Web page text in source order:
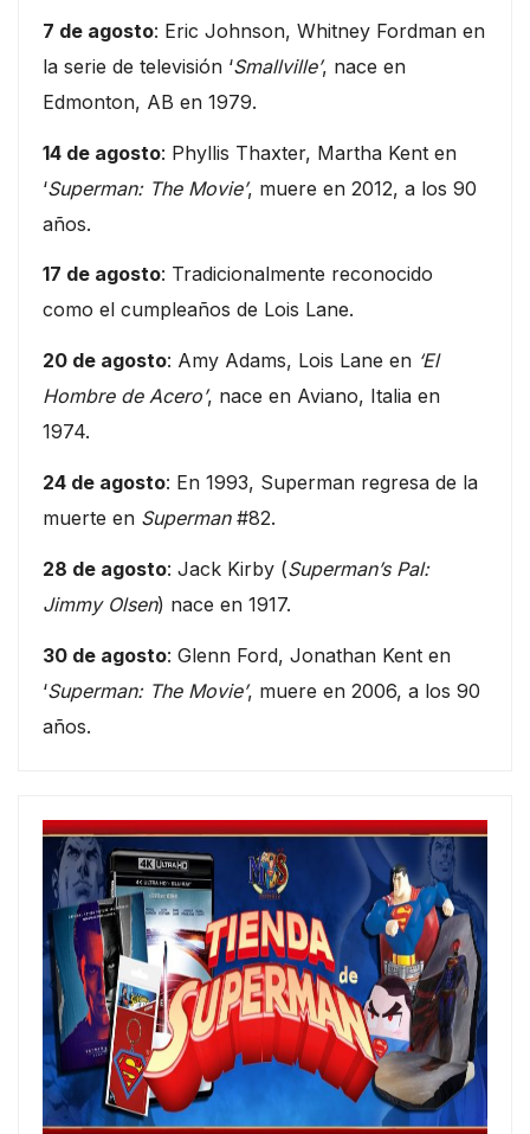
7 de agosto: Eric Johnson, Whitney Fordman en
la serie de televisión ‘Smallville’, nace en
Edmonton, AB en 1979.
14 de agosto: Phyllis Thaxter, Martha Kent en
‘Superman: The Movie’, muere en 2012, a los 90
años.
17 de agosto: Tradicionalmente reconocido
como el cumpleaños de Lois Lane.
20 de agosto: Amy Adams, Lois Lane en ‘El
Hombre de Acero’, nace en Aviano, Italia en
1974.
24 de agosto: En 1993, Superman regresa de la
muerte en Superman#82.
28 de agosto: Jack Kirby (Superman’s Pal:
Jimmy Olsen) nace en 1917.
30 de agosto: Glenn Ford, Jonathan Kent en
‘Superman: The Movie’, muere en 2006, a los 90
años.